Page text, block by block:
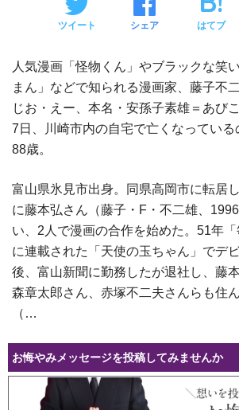
ツイート シェア はてブ
人気漫画「怪物くん」やブラックな笑
まん」などで知られる漫画家、藤子不
じお・えー、本名・安孫子素雄＝あび
7日、川崎市内の自宅で亡くなっている
88歳。
富山県氷見市出身。同県高岡市に転居
に藤本弘さん（藤子・F・不二雄、
い、2人で漫画の合作を始めた。51年「
に連載された「天使の玉ちゃん」でデ
後、富山新聞に勤務したが退社し、藤
森章太郎さん、赤塚不二夫さんらも住
（…
お悔やみメッセージを投稿してみませんか